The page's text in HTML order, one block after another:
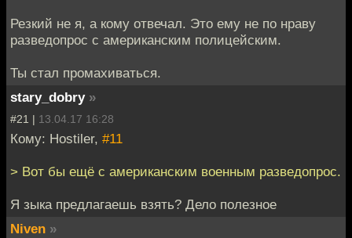
Резкий не я, а кому отвечал. Это ему не по нраву
разведопрос с американским полицейским.
Ты стал промахиваться.
stary_dobry »
#21 | 13.04.17 16:28
Кому: Hostiler, #11
> Вот бы ещё с американским военным разведопрос.
Я зыка предлагаешь взять? Дело полезное
Niven »